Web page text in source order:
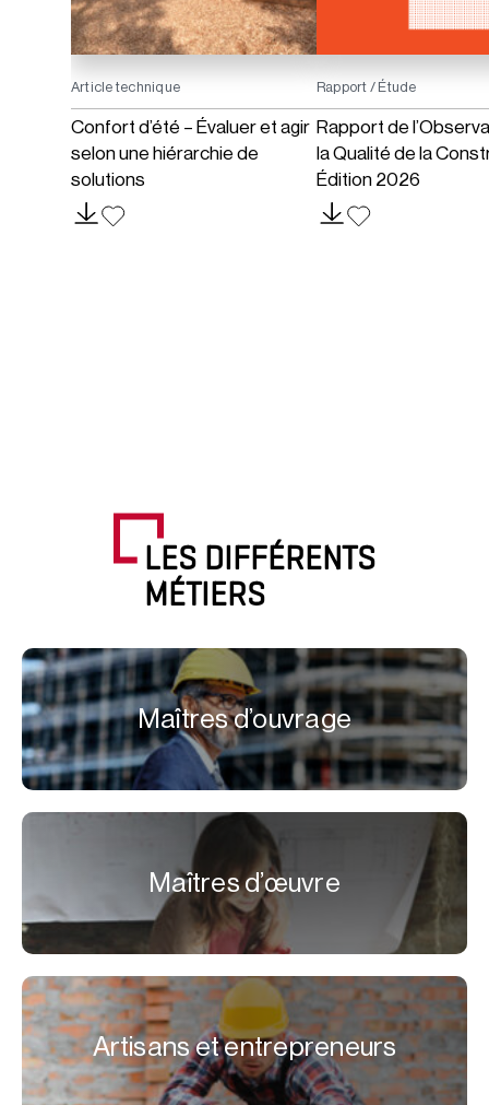
Article technique
Confort d’été – Évaluer et agir
selon une hiérarchie de
solutions
Rapport / Étude
Rapport de
la Qualité de la
Édition 2026
LES DIFFÉRENTS
MÉTIERS
Maîtres d’ouvrage
Maîtres d’œuvre
Artisans et entrepreneurs